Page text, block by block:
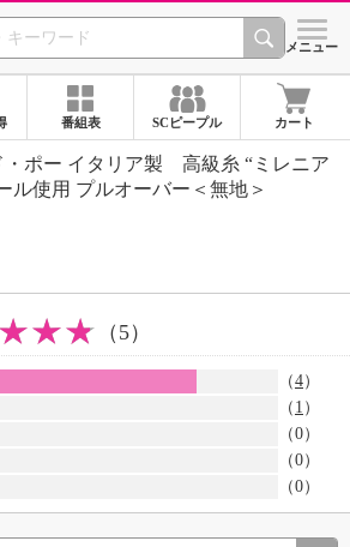
CHANNEL シメニュー
番組表 SCピープル カート
・ポー イタリア製 高級糸 “ミレニア
ル使用 プルオーバー＜無地＞
（5）
（4）
（ 1 ）
（0）
（0）
（0）